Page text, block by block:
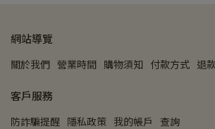
網站導覽
關於我們 營業時間 購物須知 付款方式 退
客戶服務
防詐騙提醒 隱私政策 我的帳戶 查詢